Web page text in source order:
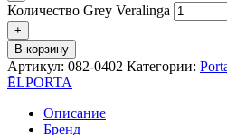
Количество Grey Veralinga
+
В корзину
Артикул: 082-0402 Категории:
ĒLPORTA
Описание
Бренд